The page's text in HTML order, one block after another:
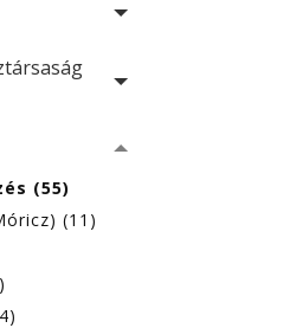
(55)
(11)